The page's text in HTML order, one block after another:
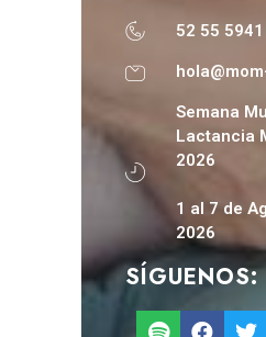
52 55
Semana
Lactancia
2026
1 al 7 de
2026
SÍGUENOS: